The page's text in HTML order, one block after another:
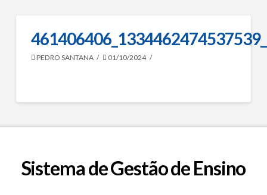
PEDRO SANTANA 01/10/2024
Sistema de Gestão de Ensino